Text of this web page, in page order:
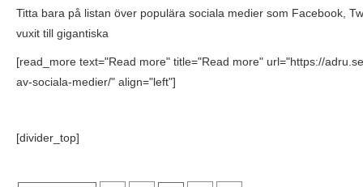
Titta bara på listan över populära sociala medier som Facebook,
vuxit till gigantiska
[read_more text="Read more" title="Read more" url="https://
av-sociala-medier/" align="left"]
[divider_top]